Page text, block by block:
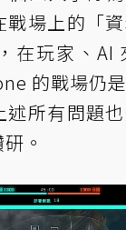
場上的「
在玩家、AI
的戰場仍
所有問題
。